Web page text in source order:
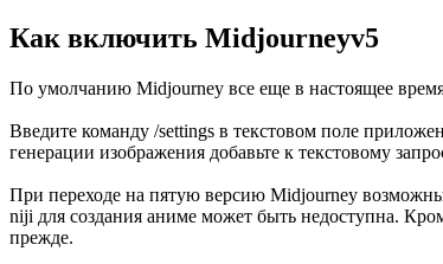
Как включить Midjourneyv5
По умолчанию Midjourney все еще в настоящее
Введите команду /settings в текстовом поле
генерации изображения добавьте к текстовому
При переходе на пятую версию Midjourney
niji для создания аниме может быть недоступна.
прежде.